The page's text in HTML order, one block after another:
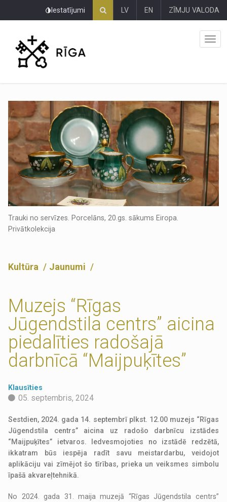
Iestatījumi LV EN ZĪMJU VALODA
Trauki no servīzes. Porcelāns, 20.gs. sākums Eiropa.
Privātkolekcija
Kultūra Jaunumi
Muzejs “Rīgas
Jūgendstila centrs” aicina
piedalīties radošajā
darbnīcā “Maijpuķītes”
Klausīties
05. septembris, 2024
Sestdien, 2024. gada 14. septembrī plkst. 12.00 muzejs “Rīgas
Jūgendstila centrs” aicina uz radošo darbnīcu izstādes
“Maijpuķītes” ietvaros. Iedvesmojoties no izstādē redzētā,
ikkatram būs iespēja radīt savu meistardarbu, veidojot
aplikāciju vai zīmējot šo tīrības, prieka un veiksmes simbolu
īpašā akvareļtehnikā.
No 2024. gada 31. maija muzejā “Rīgas Jūgendstila centrs”